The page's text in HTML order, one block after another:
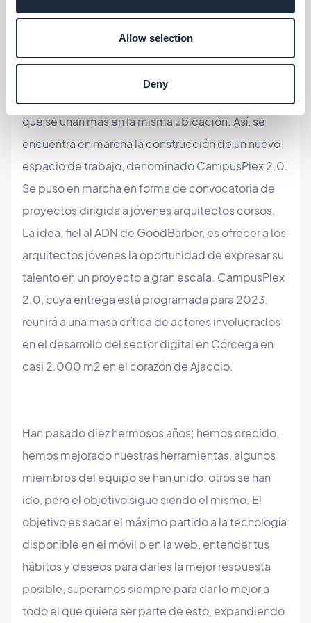
Allow selection
Deny
época), lo que dará lugar a una estrecha
colaboración entre las dos empresas incluso antes
de GoodBarber. En la actualidad, CampusPlex
alberga principalmente a GoodBarber y algunas
empresas digitales, pero existe una demanda de
que se unan más en la misma ubicación. Así, se
encuentra en marcha la construcción de un nuevo
espacio de trabajo, denominado CampusPlex 2.0.
Se puso en marcha en forma de convocatoria de
proyectos dirigida a jóvenes arquitectos corsos.
La idea, fiel al ADN de GoodBarber, es ofrecer a los
arquitectos jóvenes la oportunidad de expresar su
talento en un proyecto a gran escala. CampusPlex
2.0, cuya entrega está programada para 2023,
reunirá a una masa crítica de actores involucrados
en el desarrollo del sector digital en Córcega en
casi 2.000 m2 en el corazón de Ajaccio.
Han pasado diez hermosos años; hemos crecido,
hemos mejorado nuestras herramientas, algunos
miembros del equipo se han unido, otros se han
ido, pero el objetivo sigue siendo el mismo. El
objetivo es sacar el máximo partido a la tecnología
disponible en el móvil o en la web, entender tus
hábitos y deseos para darles la mejor respuesta
posible, superarnos siempre para dar lo mejor a
todo el que quiera ser parte de esto, expandiendo